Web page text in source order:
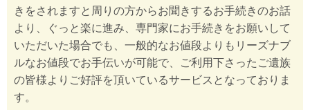
きをされますと周りの方からお聞きするお手続きのお話
より、ぐっと楽に進み、専門家にお手続きをお願いして
いただいた場合でも、一般的なお値段よりもリーズナブ
ルなお値段でお手伝いが可能で、ご利用下さったご遺族
の皆様よりご好評を頂いているサービスとなっておりま
す。